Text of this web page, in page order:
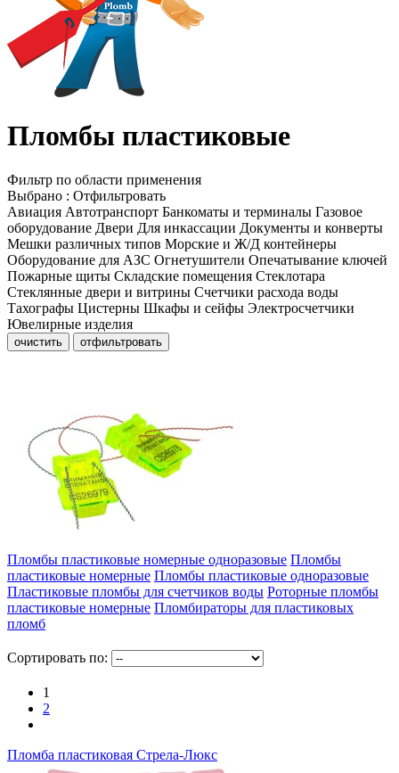
Пломбы пластиковые
Фильтр по области применения
Выбрано : Отфильтровать
Авиация Автотранспорт Банкоматы и терминалы Газовое
оборудование Двери Для инкассации Документы и конверты
Мешки различных типов Морские и Ж/Д контейнеры
Оборудование для АЗС Огнетушители Опечатывание ключей
Пожарные щиты Складские помещения Стеклотара
Стеклянные двери и витрины Счетчики расхода воды
Тахографы Цистерны Шкафы и сейфы Электросчетчики
Ювелирные изделия
очистить отфильтровать
Пломбы пластиковые номерные одноразовые Пломбы
пластиковые номерные Пломбы пластиковые одноразовые
Пластиковые пломбы для счетчиков воды Роторные пломбы
пластиковые номерные Пломбираторы для пластиковых
пломб
Сортировать по:
1
2
Пломба пластиковая Стрела-Люкс